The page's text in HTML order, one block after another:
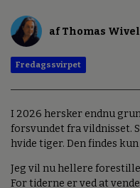
af Thomas Wivel
Fredagssvirpet
I 2026 hersker endnu
forsvundet fra vildnisset.
hvide tiger. Den findes
Jeg vil nu hellere
For tiderne er ved at